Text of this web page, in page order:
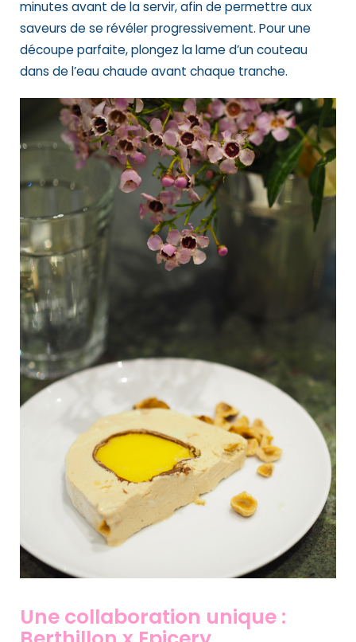
minutes avant de la servir, afin de permettre aux
saveurs de se révéler progressivement. Pour une
découpe parfaite, plongez la lame d’un couteau
dans de l’eau chaude avant chaque tranche.
Une collaboration unique :